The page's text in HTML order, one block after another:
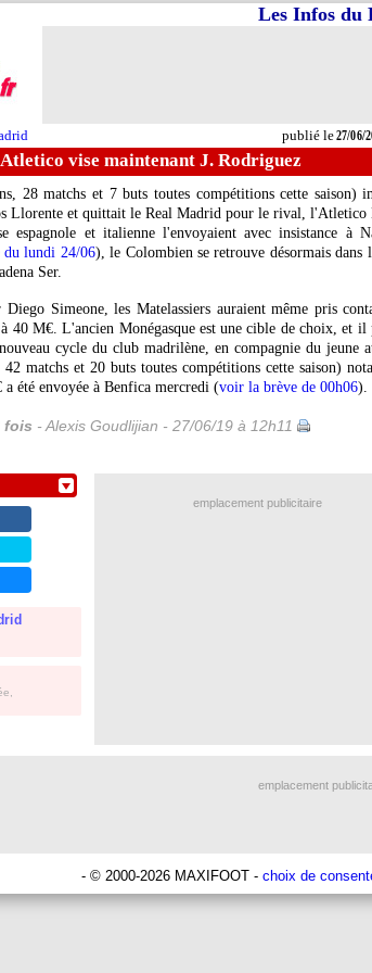
publié le27/06/
Les Infos du
vise maintenant J. Rodriguez
28 matchs et 7 buts toutes compétitions cette saison)
Llorente et quittait le Real Madrid pour le rival, l'Atletico
espagnole et italienne l'envoyaient avec insistance à
lundi 24/06), le Colombien se retrouve désormais dans
Ser.
Simeone, les Matelassiers auraient même pris
40 M€. L'ancien Monégasque est une cible de choix, et il
cycle du club madrilène, en compagnie du jeune
42 matchs et 20 buts toutes compétitions cette saison)
été envoyée à Benfica mercredi (voir la brève de 00h06).
fois - Alexis Goudlijian - 27/06/19 à 12h11
emplacement publicitaire
emplacement
- © 2000-2026 MAXIFOOT - choix de